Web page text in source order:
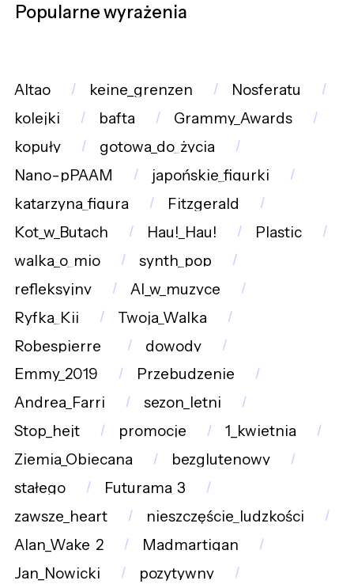
Popularne wyrażenia
Altao keine_grenzen
Nosferatu
kolejki
bafta
Grammy_Awards
kopuły
gotowa_do_życia
Nano-pPAAM
japońskie_figurki
katarzyna_figura
Fitzgerald
Kot_w_Butach
Hau!_Hau!
Plastic
walka_o_mio
synth_pop
refleksyjny
AI_w_muzyce
Ryfka_Kij
Twoja_Walka
Robespierre_
dowody
Emmy_2019
Przebudzenie
Andrea_Farri
sezon_letni
Stop_hejt
promocje
1_kwietnia
Ziemia_Obiecana
bezglutenowy
stałego
Futurama_3
zawsze_heart
nieszczęście_ludzkości
Alan_Wake_2
Madmartigan
Jan_Nowicki
pozytywny